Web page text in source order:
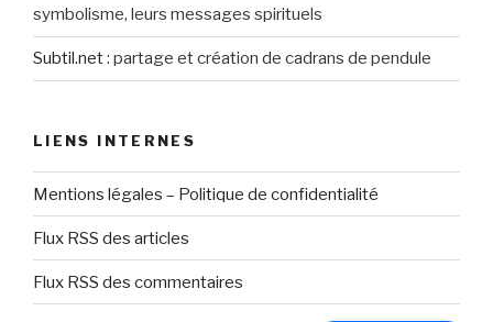
symbolisme, leurs messages spirituels
Subtil.net: partage et création de cadrans de pendule
LIENS INTERNES
Mentions légales – Politique de confidentialité
Flux RSS des articles
Flux RSS des commentaires